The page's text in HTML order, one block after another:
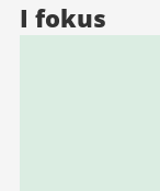
I fokus